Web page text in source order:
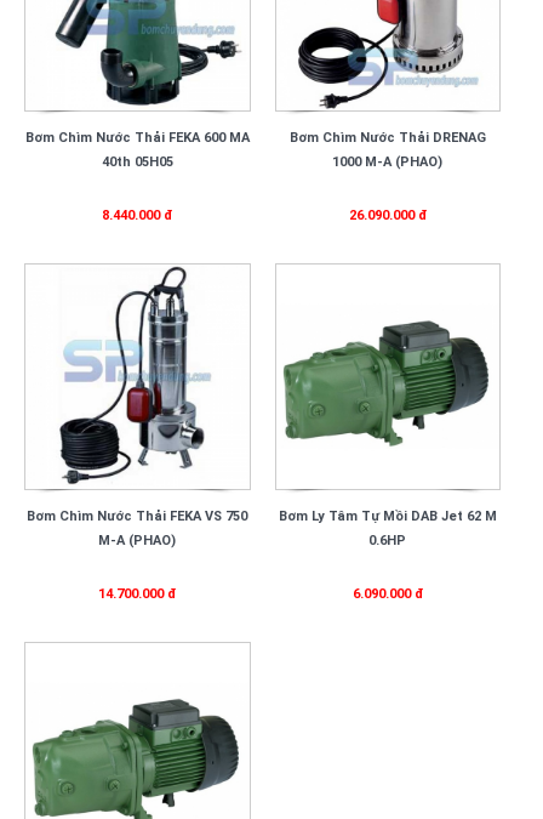
Bơm Chìm Nước Thải FEKA 600 MA
40th 05H05
8.440.000 đ
Bơm Chìm Nước Thải DRENAG
1000 M-A (PHAO)
26.090.000 đ
Bơm Chìm Nước Thải FEKA VS 750
M-A (PHAO)
14.700.000 đ
Bơm Ly Tâm Tự Mồi DAB Jet 62 M
0.6HP
6.090.000 đ